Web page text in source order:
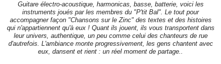
Guitare électro-acoustique, harmonicas, basse, batterie, voici les
instruments joués par les membres du "P'tit Bal". Le tout pour
accompagner façon "Chansons sur le Zinc" des textes et des histoires
qui n'appartiennent qu'à eux ! Quant ils jouent, ils vous transportent dans
leur univers, authentique, un peu comme celui des chanteurs de rue
d'autrefois. L'ambiance monte progressivement, les gens chantent avec
eux, dansent et rient : un réel moment de partage..